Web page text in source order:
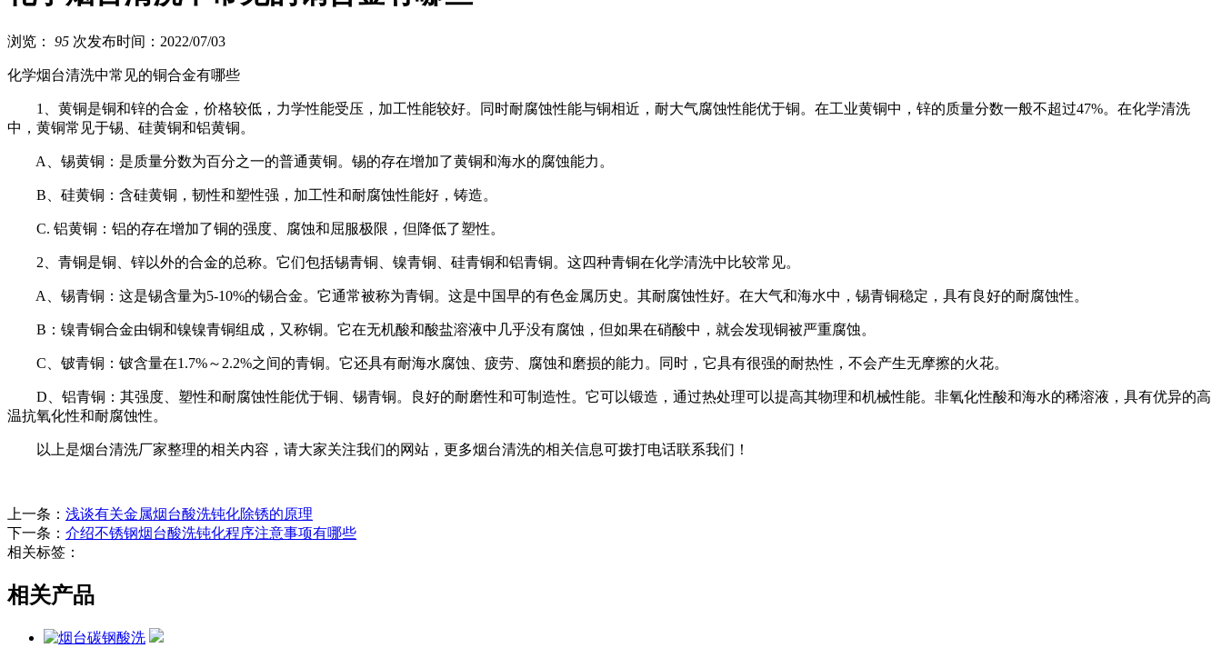
浏览： 95 次发布时间：2022/07/03
化学烟台清洗中常见的铜合金有哪些
1、黄铜是铜和锌的合金，价格较低，力学性能受压，加工性能较好。同时耐腐蚀性能与铜相近，耐大气腐蚀性能优于铜。在工业黄铜中，锌的质量分数一般不超过47%。在化学清洗
中，黄铜常见于锡、硅黄铜和铝黄铜。
A、锡黄铜：是质量分数为百分之一的普通黄铜。锡的存在增加了黄铜和海水的腐蚀能力。
B、硅黄铜：含硅黄铜，韧性和塑性强，加工性和耐腐蚀性能好，铸造。
C. 铝黄铜：铝的存在增加了铜的强度、腐蚀和屈服极限，但降低了塑性。
2、青铜是铜、锌以外的合金的总称。它们包括锡青铜、镍青铜、硅青铜和铝青铜。这四种青铜在化学清洗中比较常见。
A、锡青铜：这是锡含量为5-10%的锡合金。它通常被称为青铜。这是中国早的有色金属历史。其耐腐蚀性好。在大气和海水中，锡青铜稳定，具有良好的耐腐蚀性。
B：镍青铜合金由铜和镍镍青铜组成，又称铜。它在无机酸和酸盐溶液中几乎没有腐蚀，但如果在硝酸中，就会发现铜被严重腐蚀。
C、铍青铜：铍含量在1.7%～2.2%之间的青铜。它还具有耐海水腐蚀、疲劳、腐蚀和磨损的能力。同时，它具有很强的耐热性，不会产生无摩擦的火花。
D、铝青铜：其强度、塑性和耐腐蚀性能优于铜、锡青铜。良好的耐磨性和可制造性。它可以锻造，通过热处理可以提高其物理和机械性能。非氧化性酸和海水的稀溶液，具有优异的高
温抗氧化性和耐腐蚀性。
以上是烟台清洗厂家整理的相关内容，请大家关注我们的网站，更多烟台清洗的相关信息可拨打电话联系我们！
上一条： 浅谈有关金属烟台酸洗钝化除锈的原理
下一条： 介绍不锈钢烟台酸洗钝化程序注意事项有哪些
相关标签：
相关产品